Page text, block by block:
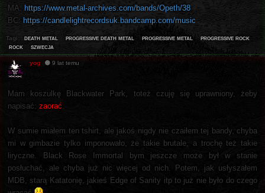
MA: https://www.metal-archives.com/bands/Opeth/38
BC: https://candlelightrecordsuk.bandcamp.com/music
Tagi: death metal progressive death metal progressive metal
progressive rock
rock
szwecja
yog 9 lat temu
Mam koszulkę Blackwater Park, toteż czuję się uprawniony, żeby
napisać: zaorać.
W sumie miałem ten tshirt, ale jakoś nigdy nie czaiłem tej bandy, chyba
mi w gimbazie tylko imponowało, że takie brutale, a trochę też takie
liryczne. Black Rose Immortal bym jeszcze może był w stanie
posłuchać, ale chyba już nic więcej od nich. Potem, jak usłyszałem
MDB, starą Katatonię, jakieś Edge of Sanity itp to już nie było do czego